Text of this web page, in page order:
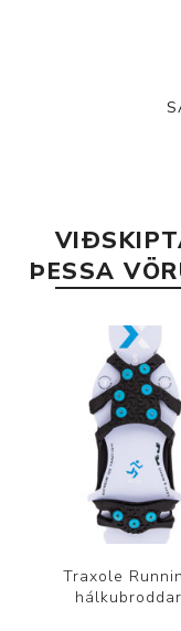
ÞESSA
Traxole
hálkubroddar